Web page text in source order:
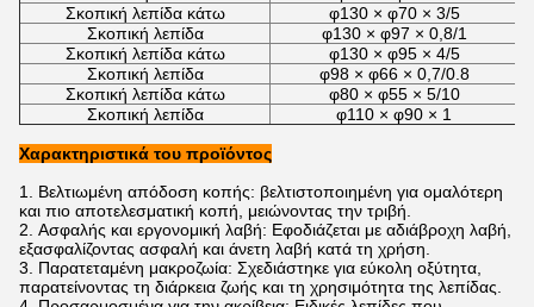
Σκοπική λεπίδα κάτω
φ130 × φ70 × 3/5
Σκοπική λεπίδα
φ130 × φ97 × 0,8/1
Σκοπική λεπίδα κάτω
φ130 × φ95 × 4/5
Σκοπική λεπίδα
φ98 × φ66 × 0,7/0.8
Σκοπική λεπίδα κάτω
φ80 × φ55 × 5/10
Σκοπική λεπίδα
φ110 × φ90 × 1
Χαρακτηριστικά του προϊόντος
Βελτιωμένη απόδοση κοπής: βελτιστοποιημένη για ομαλότερη
και πιο αποτελεσματική κοπή, μειώνοντας την τριβή.
Ασφαλής και εργονομική λαβή: Εφοδιάζεται με αδιάβροχη λαβή,
εξασφαλίζοντας ασφαλή και άνετη λαβή κατά τη χρήση.
Παρατεταμένη μακροζωία: Σχεδιάστηκε για εύκολη οξύτητα,
παρατείνοντας τη διάρκεια ζωής και τη χρησιμότητα της λεπίδας.